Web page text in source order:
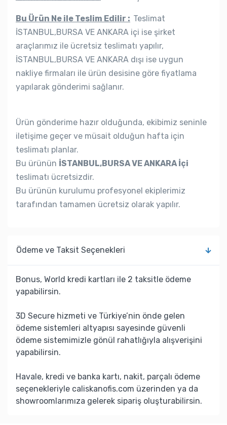
Bu Ürün Ne ile Teslim Edilir : Teslimat
İSTANBUL,BURSA VE ANKARA içi ise şirket
araçlarımız ile ücretsiz teslimatı yapılır,
İSTANBUL,BURSA VE ANKARA dışı ise uygun
nakliye firmaları ile ürün desisine göre fiyatlama
yapılarak gönderimi sağlanır.
Ürün gönderime hazır olduğunda, ekibimiz seninle
iletişime geçer ve müsait olduğun hafta için
teslimatı planlar.
Bu ürünün İSTANBUL,BURSA VE ANKARA İçi
teslimatı ücretsizdir.
Bu ürünün kurulumu profesyonel ekiplerimiz
tarafından tamamen ücretsiz olarak yapılır.
Ödeme ve Taksit Seçenekleri
Bonus, World kredi kartları ile 2 taksitle ödeme
yapabilirsin.
3D Secure hizmeti ve Türkiye’nin önde gelen
ödeme sistemleri altyapısı sayesinde güvenli
ödeme sistemimizle gönül rahatlığıyla alışverişini
yapabilirsin.
Havale, kredi ve banka kartı, nakit, parçalı ödeme
seçenekleriyle caliskanofis.com üzerinden ya da
showroomlarımıza gelerek sipariş oluşturabilirsin.